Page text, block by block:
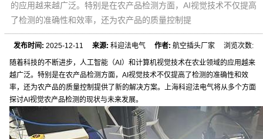
的应用越来越广泛。特别是在农产品检测方面，AI视觉技术不仅提高
了检测的准确性和效率，还为农产品的质量控制提
发布时间: 2025-12-11来源: 科迎法电气作者: 航空插头厂家 浏览次数:
随着科技的不断进步，人工智能（AI）和计算机视觉技术在农业领域的应用越来
越广泛。特别是在农产品检测方面，AI视觉技术不仅提高了检测的准确性和效
率，还为农产品的质量控制提供了新的解决方案。上海科迎法电气将从多个方面
探讨AI视觉农产品检测的现状与未来发展。